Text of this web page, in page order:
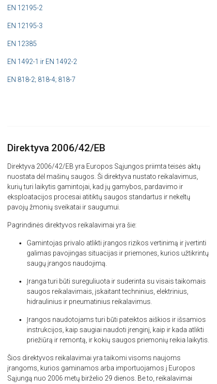
EN 12195-2
EN 12195-3
EN 12385
EN 1492-1 ir EN 1492-2
EN 818-2; 818-4; 818-7
Direktyva 2006/42/EB
Direktyva 2006/42/EB yra Europos Sąjungos priimta teisės aktų
nuostata dėl mašinų saugos. Ši direktyva nustato reikalavimus,
kurių turi laikytis gamintojai, kad jų gamybos, pardavimo ir
eksploatacijos procesai atitiktų saugos standartus ir nekeltų
pavojų žmonių sveikatai ir saugumui.
Pagrindinės direktyvos reikalavimai yra šie:
Gamintojas privalo atlikti įrangos rizikos vertinimą ir įvertinti
galimas pavojingas situacijas ir priemones, kurios užtikrintų
saugų įrangos naudojimą.
Įranga turi būti sureguliuota ir suderinta su visais taikomais
saugos reikalavimais, įskaitant techninius, elektrinius,
hidraulinius ir pneumatinius reikalavimus.
Įrangos naudotojams turi būti pateiktos aiškios ir išsamios
instrukcijos, kaip saugiai naudoti įrenginį, kaip ir kada atlikti
priežiūrą ir remontą, ir kokių saugos priemonių reikia laikytis.
Šios direktyvos reikalavimai yra taikomi visoms naujoms
įrangoms, kurios gaminamos arba importuojamos į Europos
Sąjungą nuo 2006 metų birželio 29 dienos. Be to, reikalavimai